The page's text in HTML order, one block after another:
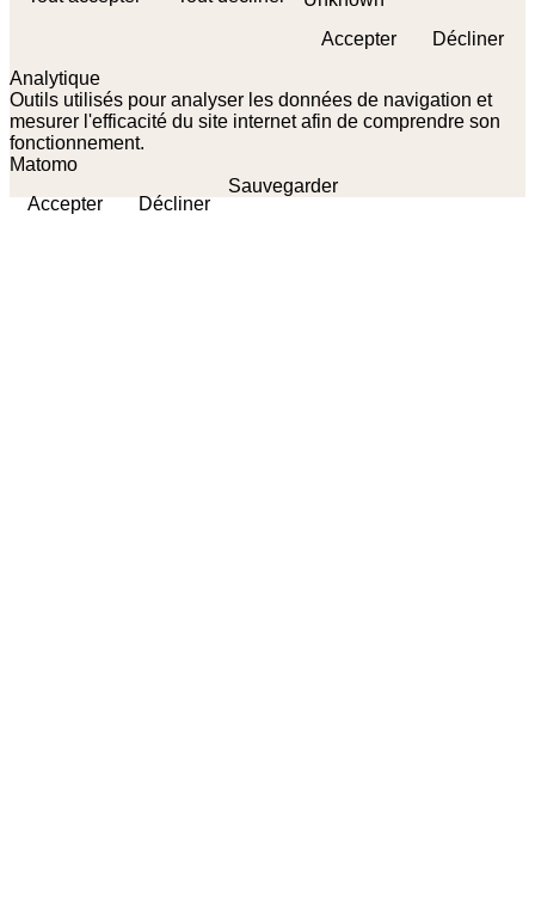
Accepter
Décliner
Analytique
Outils utilisés pour analyser les données de navigation et
mesurer l'efficacité du site internet afin de comprendre son
fonctionnement.
Matomo
Accepter
Décliner
Sauvegarder